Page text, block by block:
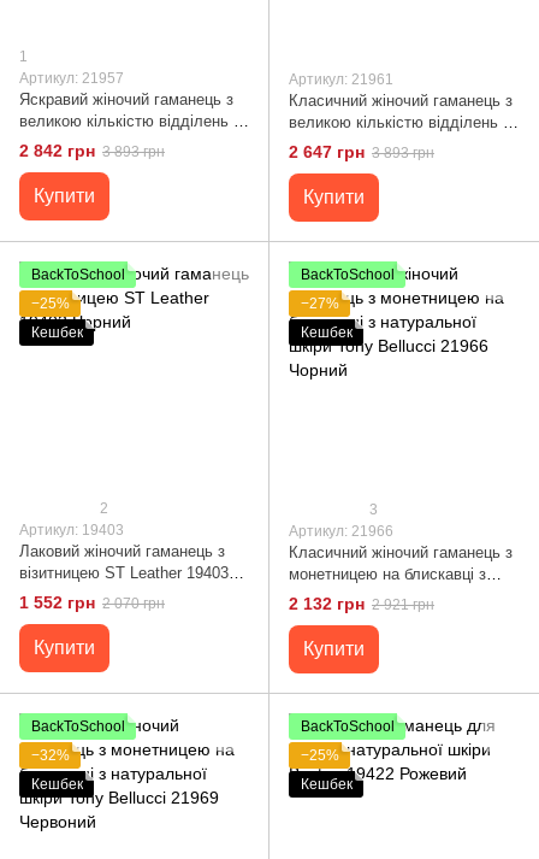
1
Артикул: 21957
Яскравий жіночий гаманець з
великою кількістю відділень із
натуральної шкіри Tony
Bellucci 21957 Червоний
2 842 грн 3 893 грн
Купити
Артикул: 21961
Класичний жіночий гаманець з
великою кількістю відділень із
натуральної шкіри Tony
Bellucci 21961 Чорний
2 647 грн 3 893 грн
Купити
BackToSchool
−25%
Кешбек
2
Артикул: 19403
Лаковий жіночий гаманець з
візитницею ST Leather 19403
Чорний
1 552 грн 2 070 грн
Купити
BackToSchool
−27%
Кешбек
3
Артикул: 21966
Класичний жіночий гаманець з
монетницею на блискавці з
натуральної шкіри Tony
Bellucci 21966 Чорний
2 132 грн 2 921 грн
Купити
BackToSchool
−32%
Кешбек
BackToSchool
−25%
Кешбек